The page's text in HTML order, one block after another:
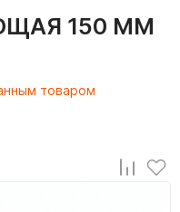
150 ММ
товаром